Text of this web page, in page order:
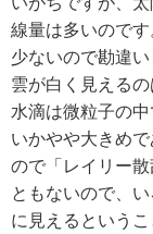
線量は多いので
少ないので勘違い
雲が白く見える
水滴は微粒子の
いかやや大きめ
ので「レイリー
ともないので、
に見えるというこ